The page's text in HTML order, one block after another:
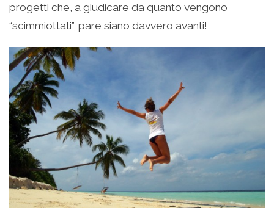
progetti che, a giudicare da quanto vengono
“scimmiottati”, pare siano davvero avanti!